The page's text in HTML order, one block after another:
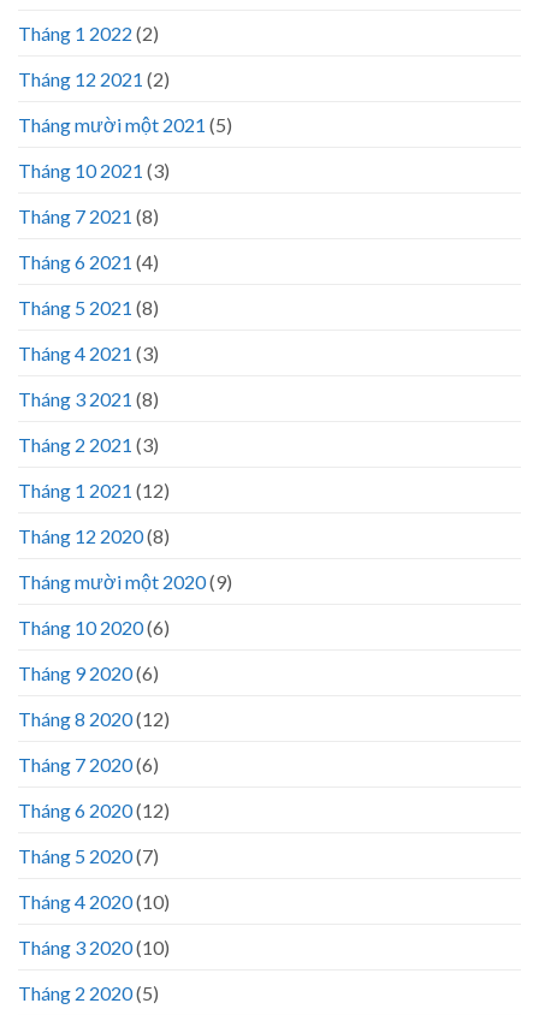
Tháng 1 2022 (2)
Tháng 12 2021 (2)
Tháng mười một 2021 (5)
Tháng 10 2021 (3)
Tháng 7 2021 (8)
Tháng 6 2021 (4)
Tháng 5 2021 (8)
Tháng 4 2021 (3)
Tháng 3 2021 (8)
Tháng 2 2021 (3)
Tháng 1 2021 (12)
Tháng 12 2020(8)
Tháng mười một 2020(9)
Tháng 10 2020(6)
Tháng 9 2020(6)
Tháng 8 2020(12)
Tháng 7 2020(6)
Tháng 6 2020(12)
Tháng 5 2020(7)
Tháng 4 2020(10)
Tháng 3 2020(10)
Tháng 2 2020(5)